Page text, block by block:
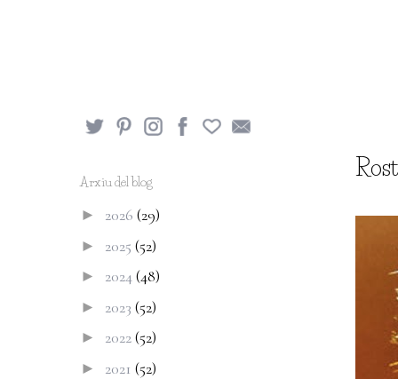
Arxiu del blog
► 2026 (29)
► 2025 (52)
► 2024(48)
► 2023 (52)
► 2022(52)
► 2021 (52)